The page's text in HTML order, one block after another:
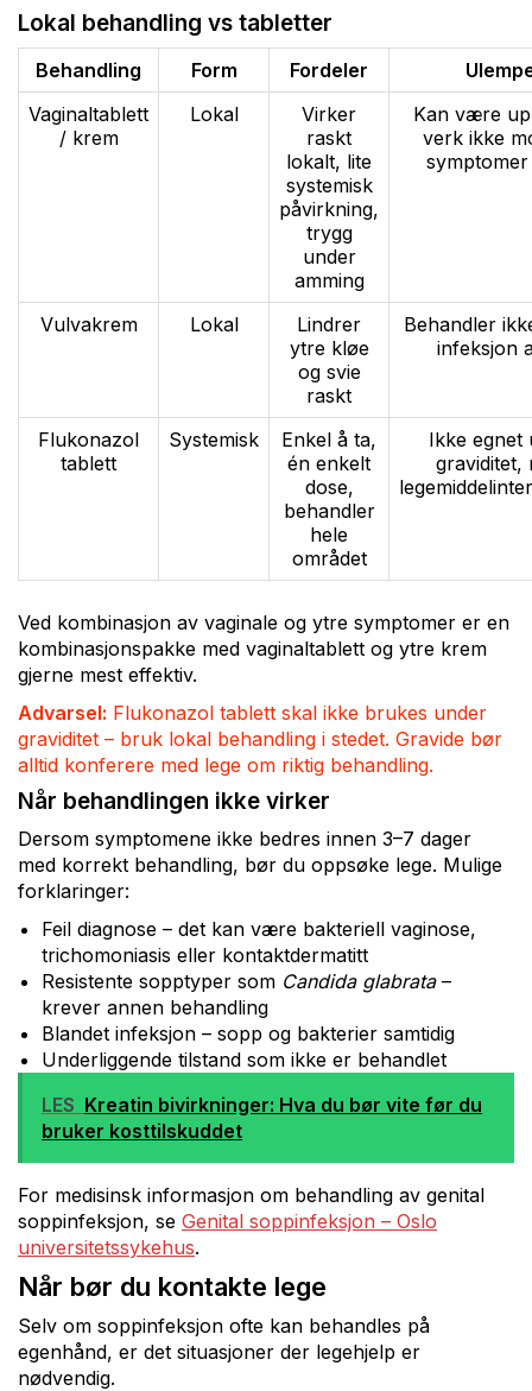
Lokal behandling vs tabletter
Behandling Form Fordeler
Vaginaltablett
/ krem
Lokal
Virker
raskt
lokalt, lite
systemisk
påvirkning,
trygg
under
amming
Kan være
verk ikke
Vulvakrem Lokal
Lindrer
ytre kløe
og svie
raskt
Behandler
infeksjon
Flukonazol
tablett
Systemisk
Enkel å ta,
én enkelt
dose,
behandler
hele
området
Ikke egnet
graviditet,
Ved kombinasjon av vaginale og ytre symptomer er en
kombinasjonspakke med vaginaltablett og ytre krem
gjerne mest effektiv.
Advarsel: Flukonazol tablett skal ikke brukes under
graviditet – bruk lokal behandling i stedet. Gravide bør
alltid konferere med lege om riktig behandling.
Når behandlingen ikke virker
Dersom symptomene ikke bedres innen 3–7 dager
med korrekt behandling, bør du oppsøke lege. Mulige
forklaringer:
Feil diagnose – det kan være bakteriell vaginose,
trichomoniasis eller kontaktdermatitt
Resistente sopptyper som Candida glabrata–
krever annen behandling
Blandet infeksjon – sopp og bakterier samtidig
Underliggende tilstand som ikke er behandlet
LES Kreatin bivirkninger: Hva du bør vite før du
bruker kosttilskuddet
For medisinsk informasjon om behandling av genital
soppinfeksjon, se Genital soppinfeksjon – Oslo
universitetssykehus.
Når bør du kontakte lege
Selv om soppinfeksjon ofte kan behandles på
egenhånd, er det situasjoner der legehjelp er
nødvendig.